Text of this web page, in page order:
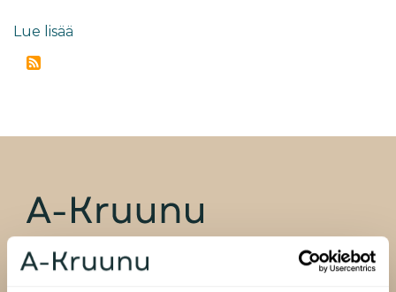
Lue lisää
A-Kruunu Oy